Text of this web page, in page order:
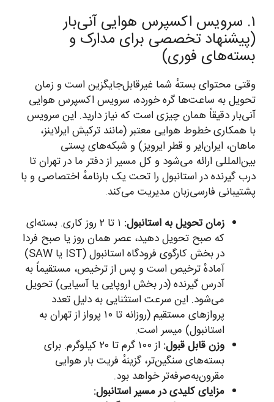
۱. سرویس اکسپرس هوایی آنی‌بار
(پیشنهاد تخصصی برای مدارک و
بسته‌های فوری)
وقتی محتوای بستهٔ شما غیرقابل‌جایگزین است و زمان
تحویل به ساعت‌ها گره خورده، سرویس اکسپرس هوایی
آنی‌بار دقیقاً همان چیزی است که نیاز دارید. این سرویس
با همکاری خطوط هوایی معتبر (مانند ترکیش ایرلاینز،
ماهان، ایران‌ایر و قطر ایرویز) و شبکه‌های پستی
بین‌المللی ارائه می‌شود و کل مسیر از دفتر ما در تهران تا
درب گیرنده در استانبول را تحت یک بارنامهٔ اختصاصی و با
پشتیبانی فارسی‌زبان مدیریت می‌کند.
زمان تحویل به استانبول:
۱ تا ۲ روز کاری. بسته‌ای
که صبح تحویل دهید، عصر همان روز یا صبح فردا
در بخش کارگوی فرودگاه استانبول (IST یا SAW)
آمادهٔ ترخیص است و پس از ترخیص، مستقیماً به
آدرس گیرنده (در بخش اروپایی یا آسیایی) تحویل
می‌شود. این سرعت استثنایی به دلیل تعدد
پروازهای مستقیم (روزانه تا ۱۰ پرواز از تهران به
استانبول) میسر است.
وزن قابل قبول:
از ۱۰۰ گرم تا ۲۰ کیلوگرم. برای
بسته‌های سنگین‌تر، گزینهٔ فریت بار هوایی
مقرون‌به‌صرفه‌تر خواهد بود.
مزایای کلیدی در مسیر استانبول: